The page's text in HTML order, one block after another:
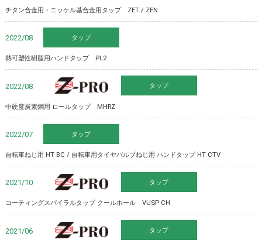
チタン合金用・ニッケル基合金用タップ ZET / ZEN
2022/08 タップ
熱可塑性樹脂用ハンドタップ PL2
2022/08 タップ
中硬度炭素鋼用 ロールタップ MHRZ
2022/07 タップ
自転車ねじ用 HT BC / 自転車用タイヤバルブねじ用 ハンドタップ HT CTV
2021/10 タップ
コーティングスパイラルタップ クールホール VUSP CH
2021/06 タップ